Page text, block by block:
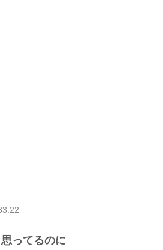
ってるのに